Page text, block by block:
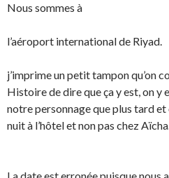
Nous sommes à
l’aéroport international de Riyad.
j’imprime un petit tampon qu’on
Histoire de dire que ça y est, on y
notre personnage que plus tard
nuit à l’hôtel et non pas chez